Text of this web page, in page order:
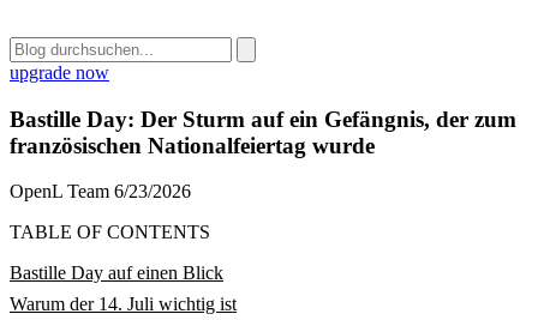
upgrade now
Bastille Day: Der Sturm auf ein Gefängnis, der zum
französischen Nationalfeiertag wurde
OpenL Team 6/23/2026
TABLE OF CONTENTS
Bastille Day auf einen Blick
Warum der 14. Juli wichtig ist